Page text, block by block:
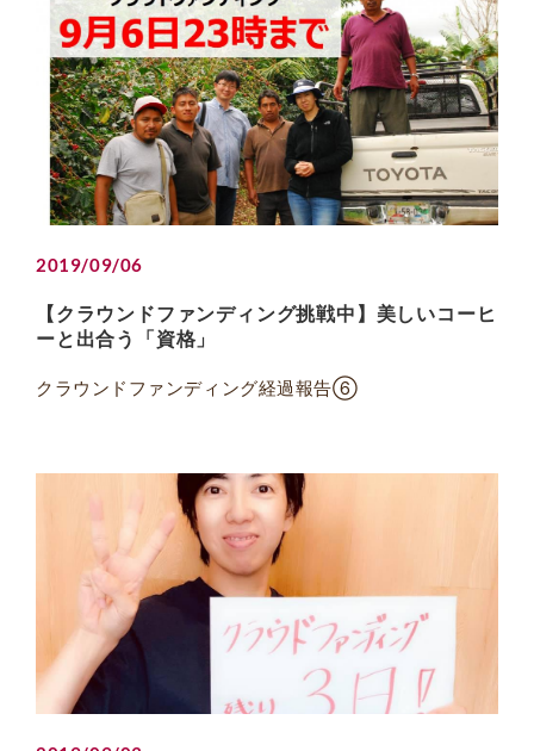
2019/09/06
【クラウンドファンディング挑戦中】美しいコーヒ
ーと出合う「資格」
クラウンドファンディング経過報告⑥